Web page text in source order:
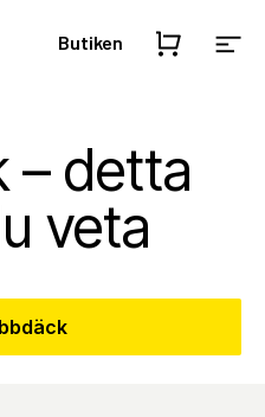
Butiken
– detta
veta